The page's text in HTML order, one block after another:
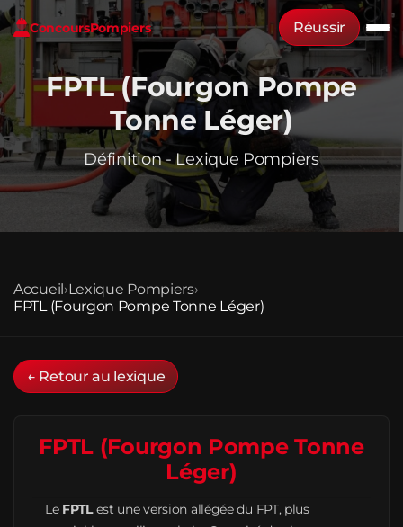
ConcoursPompiers Réussir
FPTL (Fourgon Pompe
Tonne Léger)
Définition - Lexique Pompiers
Accueil›Lexique Pompiers›
FPTL (Fourgon Pompe Tonne Léger)
← Retour au lexique
FPTL (Fourgon Pompe Tonne
Léger)
Le FPTLest une version allégée du FPT, plus